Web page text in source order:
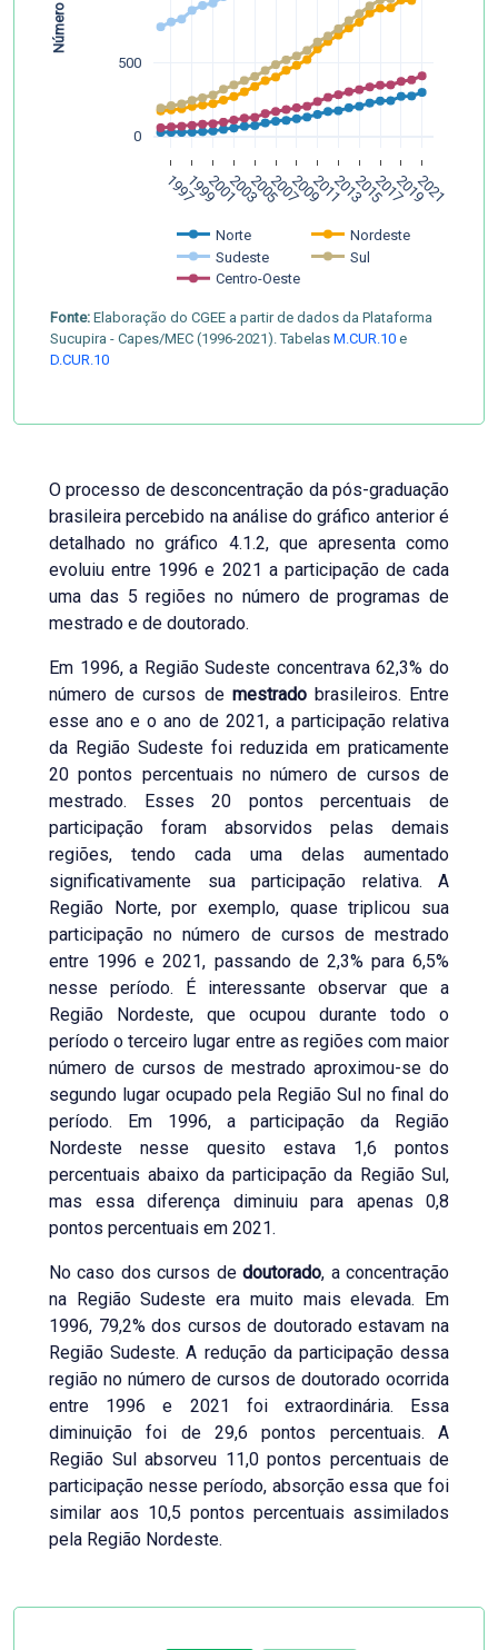
1997199920012003200520072009201120132015201720192021
0
500
Norte
Nordeste
Sudeste
Sul
Centro-Oeste
Fonte: Elaboração do CGEE a partir de dados da Plataforma
Sucupira - Capes/MEC (1996-2021). Tabelas M.CUR.10 e
D.CUR.10
O processo de desconcentração da pós-graduação
brasileira percebido na análise do gráfico anterior é
detalhado no gráfico 4.1.2, que apresenta como
evoluiu entre 1996 e 2021 a participação de cada
uma das 5 regiões no número de programas de
mestrado e de doutorado.
Em 1996, a Região Sudeste concentrava 62,3% do
número de cursos de mestradobrasileiros. Entre
esse ano e o ano de 2021, a participação relativa
da Região Sudeste foi reduzida em praticamente
20 pontos percentuais no número de cursos de
mestrado. Esses 20 pontos percentuais de
participação foram absorvidos pelas demais
regiões, tendo cada uma delas aumentado
significativamente sua participação relativa. A
Região Norte, por exemplo, quase triplicou sua
participação no número de cursos de mestrado
entre 1996 e 2021, passando de 2,3% para 6,5%
nesse período. É interessante observar que a
Região Nordeste, que ocupou durante todo o
período o terceiro lugar entre as regiões com maior
número de cursos de mestrado aproximou-se do
segundo lugar ocupado pela Região Sul no final do
período. Em 1996, a participação da Região
Nordeste nesse quesito estava 1,6 pontos
percentuais abaixo da participação da Região Sul,
mas essa diferença diminuiu para apenas 0,8
pontos percentuais em 2021.
No caso dos cursos dedoutorado, a concentração
na Região Sudeste era muito mais elevada. Em
1996, 79,2% dos cursos de doutorado estavam na
Região Sudeste. A redução da participação dessa
região no número de cursos de doutorado ocorrida
entre 1996 e 2021 foi extraordinária. Essa
diminuição foi de 29,6 pontos percentuais. A
Região Sul absorveu 11,0 pontos percentuais de
participação nesse período, absorção essa que foi
similar aos 10,5 pontos percentuais assimilados
pela Região Nordeste.